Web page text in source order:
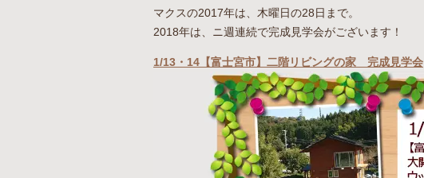
マクスの2017年は、木曜日の28日まで。
2018年は、ニ週連続で完成見学会がございます！
1/13・14【富士宮市】二階リビングの家 完成見学会